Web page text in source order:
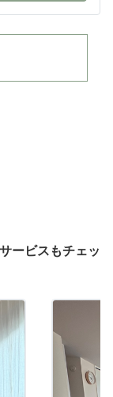
ービスもチェッ